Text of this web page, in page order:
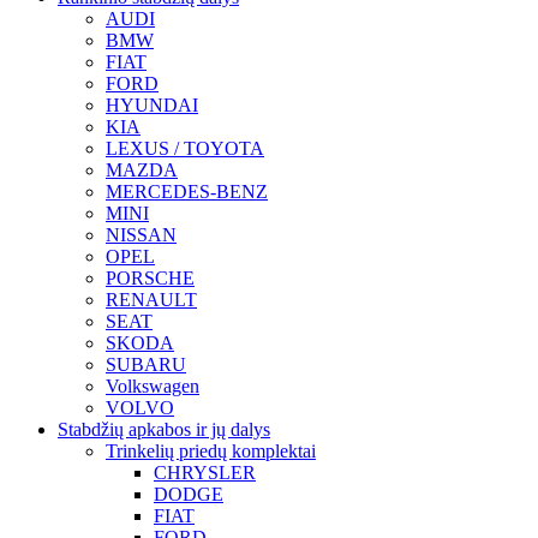
AUDI
BMW
FIAT
FORD
HYUNDAI
KIA
LEXUS / TOYOTA
MAZDA
MERCEDES-BENZ
MINI
NISSAN
OPEL
PORSCHE
RENAULT
SEAT
SKODA
SUBARU
Volkswagen
VOLVO
Stabdžių apkabos ir jų dalys
Trinkelių priedų komplektai
CHRYSLER
DODGE
FIAT